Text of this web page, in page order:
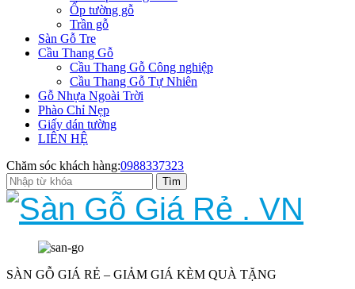
Ốp tường gỗ
Trần gỗ
Sàn Gỗ Tre
Cầu Thang Gỗ
Cầu Thang Gỗ Công nghiệp
Cầu Thang Gỗ Tự Nhiên
Gỗ Nhựa Ngoài Trời
Phào Chỉ Nẹp
Giấy dán tường
LIÊN HỆ
Chăm sóc khách hàng:0988337323
SÀN GỖ GIÁ RẺ – GIẢM GIÁ KÈM QUÀ TẶNG